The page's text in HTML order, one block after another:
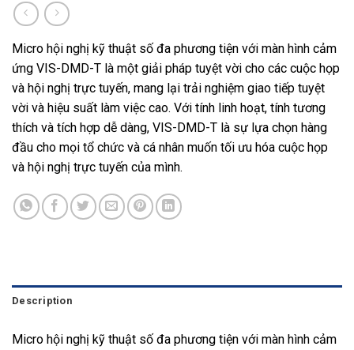
Micro hội nghị kỹ thuật số đa phương tiện với màn hình cảm
ứng VIS-DMD-T là một giải pháp tuyệt vời cho các cuộc họp
và hội nghị trực tuyến, mang lại trải nghiệm giao tiếp tuyệt
vời và hiệu suất làm việc cao. Với tính linh hoạt, tính tương
thích và tích hợp dễ dàng, VIS-DMD-T là sự lựa chọn hàng
đầu cho mọi tổ chức và cá nhân muốn tối ưu hóa cuộc họp
và hội nghị trực tuyến của mình.
Description
Micro hội nghị kỹ thuật số đa phương tiện với màn hình cảm